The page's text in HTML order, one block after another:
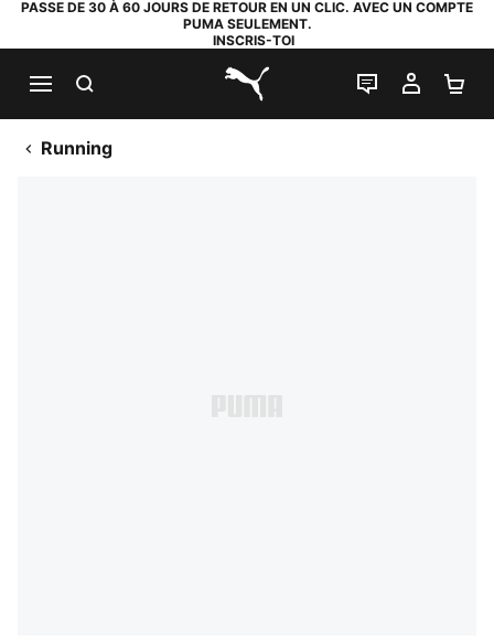
PASSE DE 30 À 60 JOURS DE RETOUR EN UN CLIC. AVEC UN COMPTE
PUMA SEULEMENT.
INSCRIS-TOI
PUMA.com
LIVE CHAT
MON
Running